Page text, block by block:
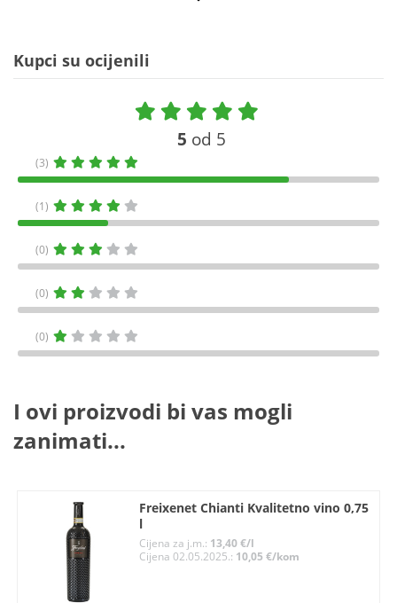
Kupci su ocijenili
5 od 5
(3)
(1)
(0)
(0)
(0)
I ovi proizvodi bi vas mogli
zanimati...
Freixenet Chianti Kvalitetno vino 0,75
l
Cijena za j.m.: 13,40 €/l
Cijena 02.05.2025.: 10,05 €/kom